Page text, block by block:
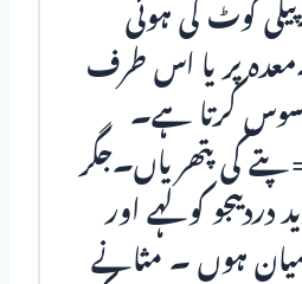
کوٹ کی ہوئی
پر یا اس طرف
کرتا ہے۔
کی پتھریاں۔جگر
کولہے اور
ہوں ۔ مثانے